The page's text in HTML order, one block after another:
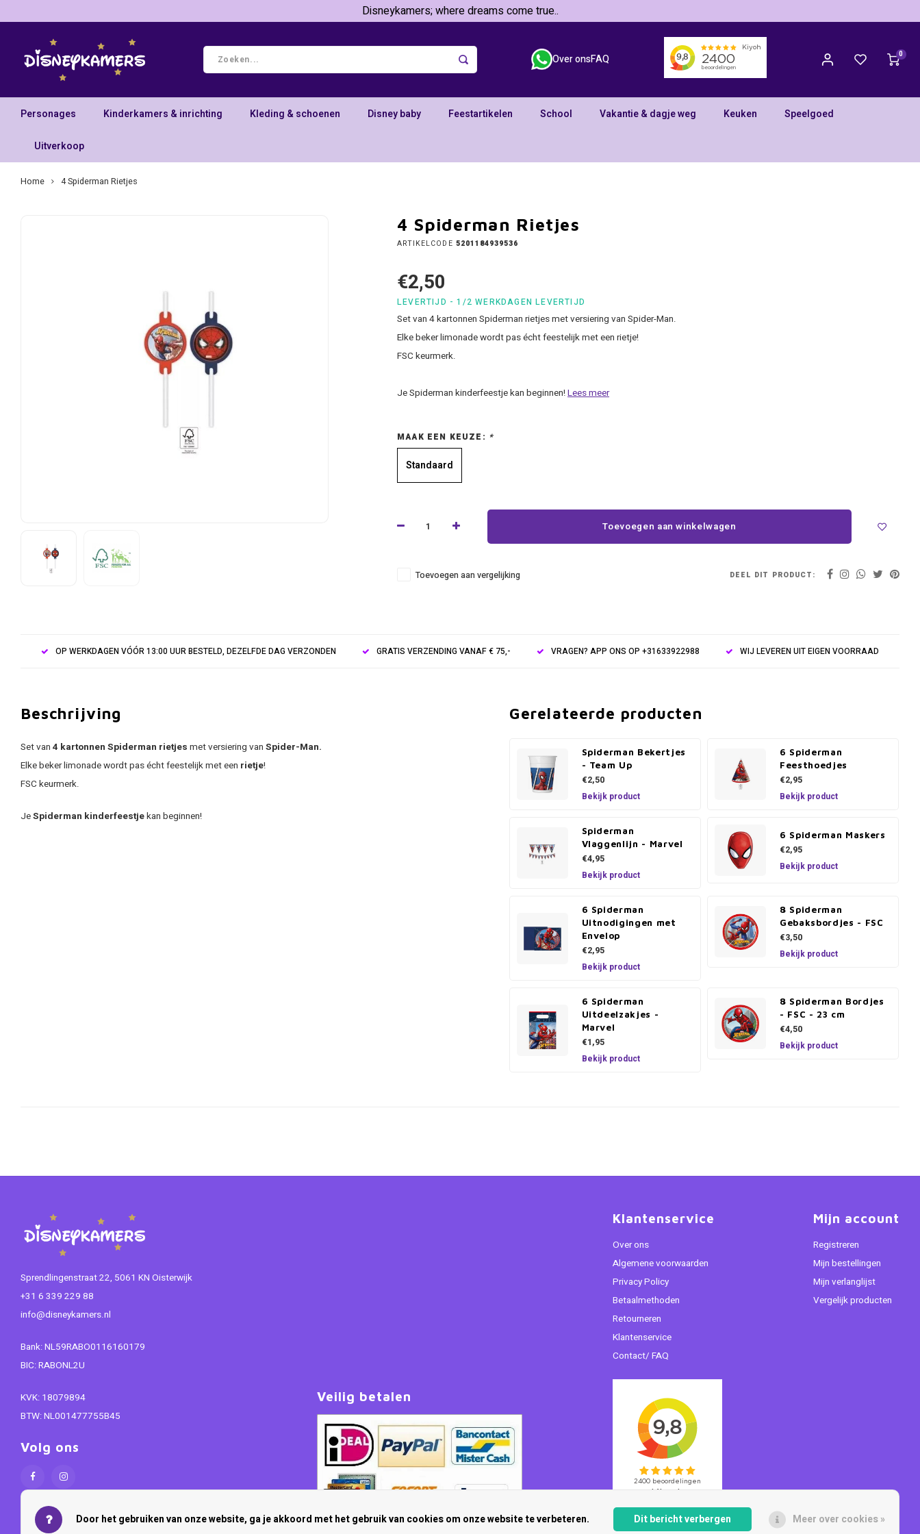
Disneykamers; where dreams come true..
Over onsFAQ 0
Personages Kinderkamers & inrichting Kleding & schoenen Disney baby Feestartikelen School Vakantie & dagje weg Keuken Speelgoed
Uitverkoop
Home 4 Spiderman Rietjes
4 Spiderman Rietjes
ARTIKELCODE 5201184939536
€2,50
LEVERTIJD - 1/2 WERKDAGEN LEVERTIJD
Set van 4 kartonnen Spiderman rietjes met versiering van Spider-Man.
Elke beker limonade wordt pas écht feestelijk met een rietje!
FSC keurmerk.
Je Spiderman kinderfeestje kan beginnen!Lees meer
MAAK EEN KEUZE: *
Standaard
Toevoegen aan winkelwagen
Toevoegen aan vergelijking DEEL DIT PRODUCT:
OP WERKDAGEN VÓÓR 13:00 UUR BESTELD, DEZELFDE DAG VERZONDEN GRATIS VERZENDING VANAF € 75,- VRAGEN? APP ONS OP +31633922988 WIJ LEVEREN UIT EIGEN VOORRAAD
Beschrijving
Set van 4 kartonnen Spiderman rietjes met versiering van Spider-Man.
Elke beker limonade wordt pas écht feestelijk met een rietje!
FSC keurmerk.
JeSpiderman kinderfeestjekan beginnen!
Gerelateerde producten
Spiderman Bekertjes
- Team Up
€2,50
Bekijk product
6 Spiderman
Feesthoedjes
€2,95
Bekijk product
Spiderman
Vlaggenlijn - Marvel
€4,95
Bekijk product
6 Spiderman Maskers
€2,95
Bekijk product
6 Spiderman
Uitnodigingen met
Envelop
€2,95
Bekijk product
8 Spiderman
Gebaksbordjes - FSC
€3,50
Bekijk product
6 Spiderman
Uitdeelzakjes -
Marvel
€1,95
Bekijk product
8 Spiderman Bordjes
- FSC - 23 cm
€4,50
Bekijk product
Sprendlingenstraat 22, 5061 KN Oisterwijk
+31 6 339 229 88
info@disneykamers.nl
Bank: NL59RABO0116160179
BIC: RABONL2U
KVK: 18079894
BTW: NL001477755B45
Volg ons
Veilig betalen
Klantenservice
Over ons
Algemene voorwaarden
Privacy Policy
Betaalmethoden
Retourneren
Klantenservice
Contact/ FAQ
Mijn account
Registreren
Mijn bestellingen
Mijn verlanglijst
Vergelijk producten
Door het gebruiken van onze website, ga je akkoord met het gebruik van cookies om onze website te verbeteren. Dit bericht verbergen Meer over cookies »